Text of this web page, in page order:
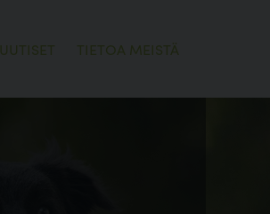
UUTISET TIETOA MEISTÄ